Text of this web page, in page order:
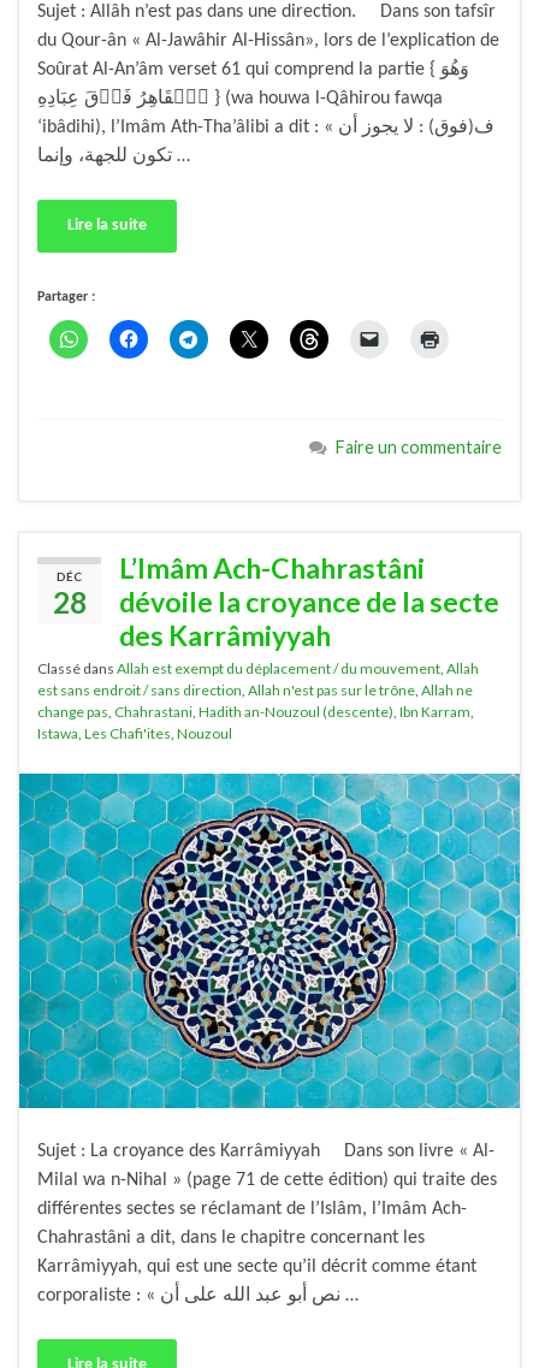
Sujet : Allâh n’est pas dans une direction. Dans son tafsîr
du Qour-ân « Al-Jawâhir Al-Hissân», lors de l’explication de
Soûrat Al-An’âm verset 61 qui comprend la partie { وَهُوَ
ٱلۡقَاهِرُ فَوۡقَ عِبَادِهِ } (wa houwa l-Qâhirou fawqa
‘ibâdihi), l’Imâm Ath-Tha’âlibi a dit : « ف(فوق) : لا يجوز أن
تكون للجهة، وإنما …
Lire la suite
Partager :
Faire un commentaire
DÉC
28
L’Imâm Ach-Chahrastâni
dévoile la croyance de la secte
des Karrâmiyyah
Classé dans Allah est exempt du déplacement / du mouvement, Allah
est sans endroit / sans direction, Allah n'est pas sur le trône, Allah ne
change pas, Chahrastani, Hadith an-Nouzoul (descente), Ibn Karram,
Istawa, Les Chafi'ites, Nouzoul
Sujet : La croyance des Karrâmiyyah Dans son livre « Al-
Milal wa n-Nihal » (page 71 de cette édition) qui traite des
différentes sectes se réclamant de l’Islâm, l’Imâm Ach-
Chahrastâni a dit, dans le chapitre concernant les
Karrâmiyyah, qui est une secte qu’il décrit comme étant
corporaliste : « نص أبو عبد الله على أن …